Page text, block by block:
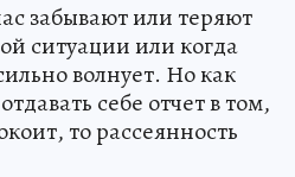
забывают или теряют
ситуации или когда
волнует. Но как
себе отчет в том,
то рассеянность